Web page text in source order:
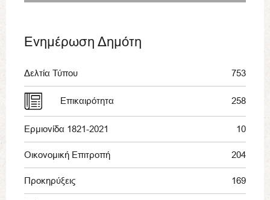
Ενημέρωση Δημότη
Δελτία Τύπου 753
Επικαιρότητα 258
Ερμιονίδα 1821-2021 10
Οικονομική Επιτροπή 204
Προκηρύξεις 169